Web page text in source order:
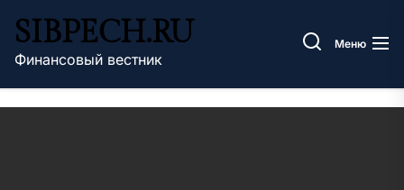
содержимому
SIBPECH.RU
Финансовый вестник
Меню